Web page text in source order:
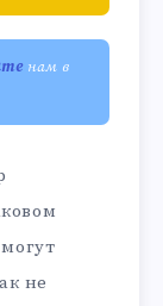
нам в
не